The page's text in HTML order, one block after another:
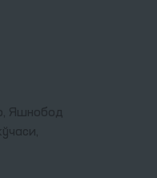
Яшнобод